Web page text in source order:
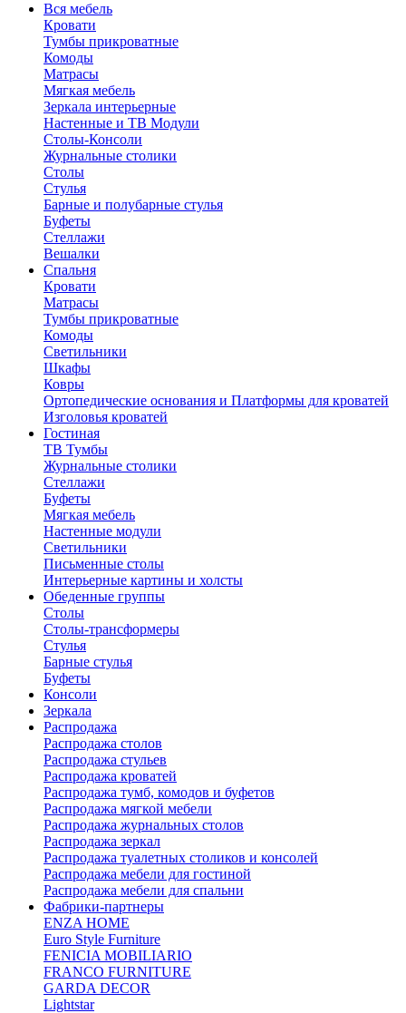
Вся мебель
Кровати
Тумбы прикроватные
Комоды
Матрасы
Мягкая мебель
Зеркала интерьерные
Настенные и ТВ Модули
Столы-Консоли
Журнальные столики
Столы
Стулья
Барные и полубарные стулья
Буфеты
Стеллажи
Вешалки
Cпальня
Кровати
Матрасы
Тумбы прикроватные
Комоды
Светильники
Шкафы
Ковры
Ортопедические основания и Платформы для кроватей
Изголовья кроватей
Гостиная
ТВ Тумбы
Журнальные столики
Стеллажи
Буфеты
Мягкая мебель
Настенные модули
Светильники
Письменные столы
Интерьерные картины и холсты
Обеденные группы
Столы
Столы-трансформеры
Стулья
Барные стулья
Буфеты
Консоли
Зеркала
Распродажа
Распродажа столов
Распродажа стульев
Распродажа кроватей
Распродажа тумб, комодов и буфетов
Распродажа мягкой мебели
Распродажа журнальных столов
Распродажа зеркал
Распродажа туалетных столиков и консолей
Распродажа мебели для гостиной
Распродажа мебели для спальни
Фабрики-партнеры
ENZA HOME
Euro Style Furniture
FENICIA MOBILIARIO
FRANCO FURNITURE
GARDA DECOR
Lightstar